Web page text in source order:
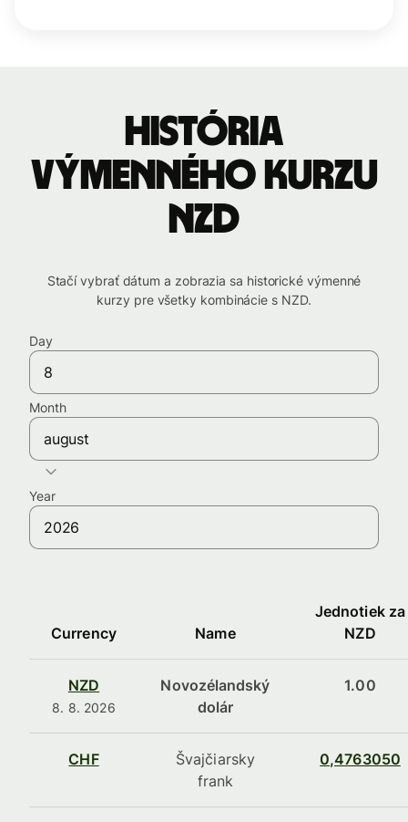
História
výmenného kurzu
NZD
Stačí vybrať dátum a zobrazia sa historické výmenné
kurzy pre všetky kombinácie s NZD.
Day
Month
august
Year
Currency Name
Jednotiek za
NZD
NZD
8. 8. 2026
Novozélandský
dolár
1.00
CHF
Švajčiarsky
frank
0,4763050